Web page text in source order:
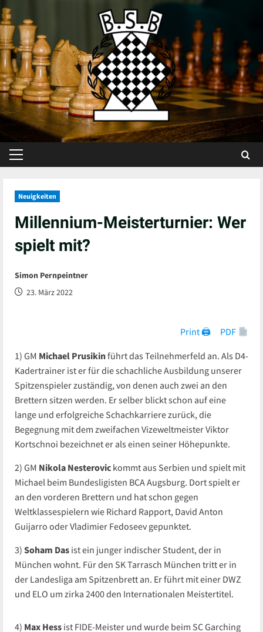
Skip
to
content
Primary
Neuigkeiten
Millennium-Meisterturnier: Wer
spielt mit?
Simon Pernpeintner
23. März 2022
Print 🖨 PDF
1) GM Michael Prusikinführt das Teilnehmerfeld an. Als D4-
Kadertrainer ist er für die schachliche Ausbildung unserer
Spitzenspieler zuständig, von denen auch zwei an den
Brettern sitzen werden. Er selber blickt schon auf eine
lange und erfolgreiche Schachkarriere zurück, die
Begegnung mit dem zweifachen Vizeweltmeister Viktor
Kortschnoi bezeichnet er als einen seiner Höhepunkte.
2) GM Nikola Nesterovic kommt aus Serbien und spielt mit
Michael beim Bundesligisten BCA Augsburg. Dort spielt er
an den vorderen Brettern und hat schon gegen
Weltklassespielern wie Richard Rapport, David Anton
Guijarro oder Vladimier Fedoseev gepunktet.
3) Soham Das ist ein junger indischer Student, der in
München wohnt. Für den SK Tarrasch München tritt er in
der Landesliga am Spitzenbrett an. Er führt mit einer DWZ
und ELO um zirka 2400 den Internationalen Meistertitel.
4) Max Hess ist FIDE-Meister und wurde beim SC Garching